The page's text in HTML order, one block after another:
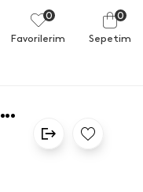
0
Favorilerim
0
Sepetim
E
kose Desenli Büyük Beden Kapri Pijama Takımı